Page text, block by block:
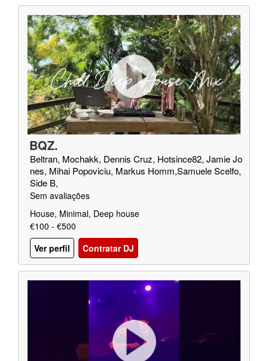
BQZ.
Beltran, Mochakk, Dennis Cruz, Hotsince82, Jamie Jo
nes, Mihai Popoviciu, Markus Homm,Samuele Scelfo,
Side B,
Sem avaliações
House, Minimal, Deep house
€100 - €500
Ver perfil
Contratar DJ